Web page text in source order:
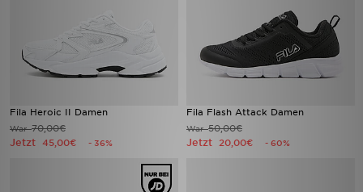
Fila Heroic II Damen
War70,00€
Jetzt 45,00€ - 36%
Fila Flash Attack Damen
War50,00€
Jetzt 20,00€ - 60%